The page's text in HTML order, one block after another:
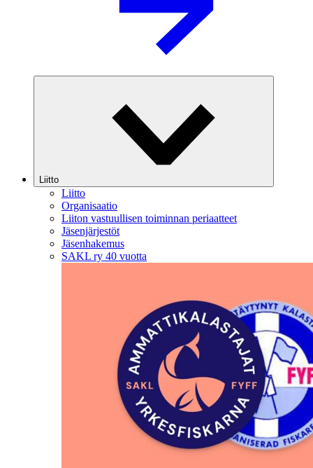
Liitto
Liitto
Organisaatio
Liiton vastuullisen toiminnan periaatteet
Jäsenjärjestöt
Jäsenhakemus
SAKL ry 40 vuotta